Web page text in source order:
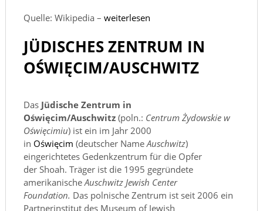
Quelle: Wikipedia – weiterlesen
JÜDISCHES ZENTRUM IN
OŚWIĘCIM/AUSCHWITZ
Das Jüdische Zentrum in
Oświęcim/Auschwitz(poln.: Centrum Żydowskie w
Oświęcimiu) ist ein im Jahr 2000
in Oświęcim (deutscher NameAuschwitz)
eingerichtetes Gedenkzentrum für die Opfer
der Shoah. Träger ist die 1995 gegründete
amerikanischeAuschwitz Jewish Center
Foundation. Das polnische Zentrum ist seit 2006 ein
Partnerinstitut des Museum of Jewish